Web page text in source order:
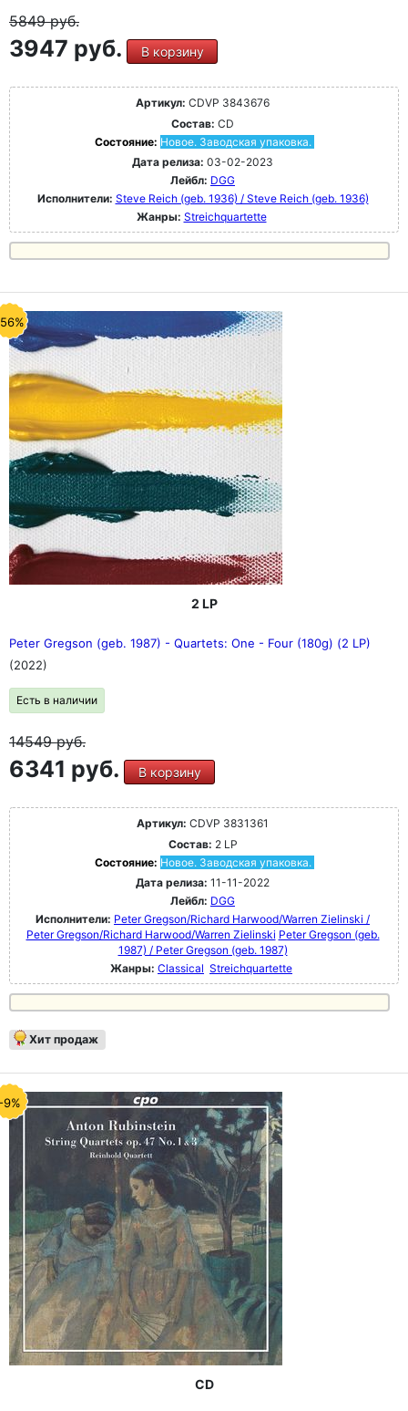
5849руб.
3947 руб. В корзину
Артикул: CDVP 3843676
Состав: CD
Состояние: Новое. Заводская упаковка.
Дата релиза: 03-02-2023
Лейбл: DGG
Исполнители: Steve Reich (geb. 1936) / Steve Reich (geb. 1936)
Жанры: Streichquartette
2 LP
Peter Gregson (geb. 1987) - Quartets: One - Four (180g) (2 LP)
(2022)
Есть в наличии
14549руб.
6341 руб. В корзину
Артикул: CDVP 3831361
Состав: 2 LP
Состояние: Новое. Заводская упаковка.
Дата релиза: 11-11-2022
Лейбл: DGG
Исполнители: Peter Gregson/Richard Harwood/Warren Zielinski /
Peter Gregson/Richard Harwood/Warren Zielinski Peter Gregson (geb.
1987) / Peter Gregson (geb. 1987)
Жанры: Classical Streichquartette
Хит продаж
9%
CD